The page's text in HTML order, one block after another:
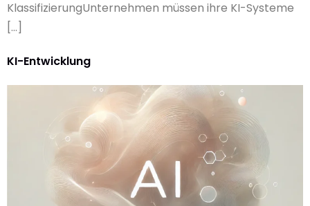
KlassifizierungUnternehmen müssen ihre KI-Systeme
[…]
KI-Entwicklung